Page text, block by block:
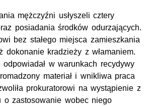
mężczyźni usłyszeli cztery
posiadania środków odurzających.
bez stałego miejsca zamieszkania
dokonanie kradzieży z włamaniem.
w warunkach recydywy
materiał i wnikliwa praca
prokuratorowi na wystąpienie z
o zastosowanie wobec niego